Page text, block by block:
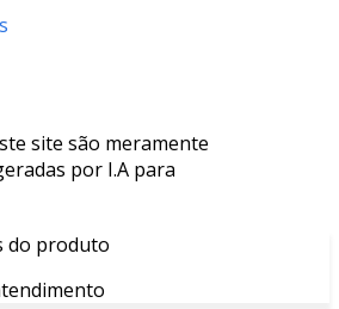
site são meramente
por I.A para
do produto